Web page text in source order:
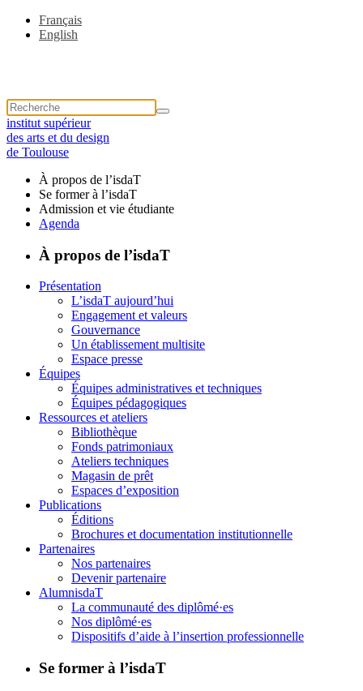
Français
English
institut supérieur
des arts et du design
de Toulouse
À propos de l’isdaT
Se former à l’isdaT
Admission et vie étudiante
Agenda
À propos de l’isdaT
Présentation
L’isdaT aujourd’hui
Engagement et valeurs
Gouvernance
Un établissement multisite
Espace presse
Équipes
Équipes administratives et techniques
Équipes pédagogiques
Ressources et ateliers
Bibliothèque
Fonds patrimoniaux
Ateliers techniques
Magasin de prêt
Espaces d’exposition
Publications
Éditions
Brochures et documentation institutionnelle
Partenaires
Nos partenaires
Devenir partenaire
AlumnisdaT
La communauté des diplômé·es
Nos diplômé·es
Dispositifs d’aide à l’insertion professionnelle
Se former à l’isdaT